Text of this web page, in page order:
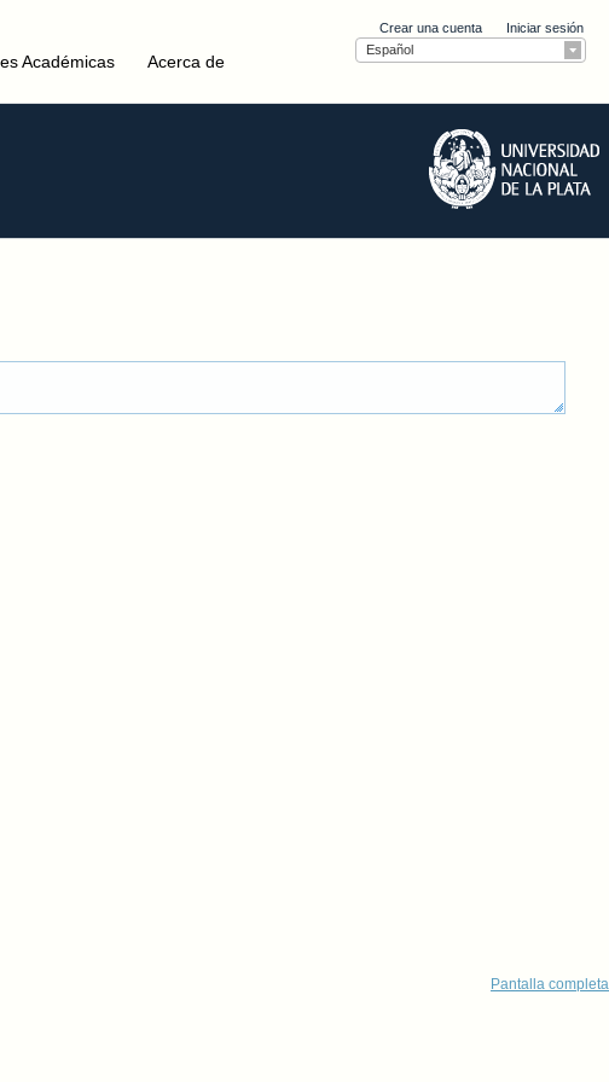
Crear una cuenta
Iniciar sesión
Español
Académicas Acerca de
Pantalla completa